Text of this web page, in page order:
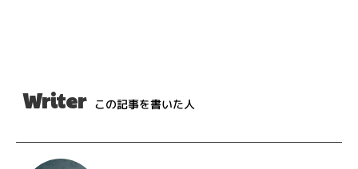
Writer この記事を書いた人